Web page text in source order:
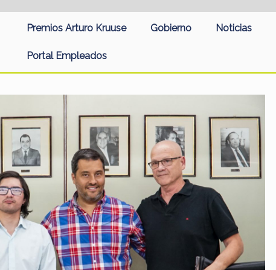
Premios Arturo Kruuse Gobierno Noticias
Portal Empleados